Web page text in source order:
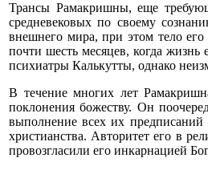
Трансы Рамакришны, еще
средневековых по своему
внешнего мира, при этом тело
почти шесть месяцев, когда
психиатры Калькутты, однако
В течение многих лет
поклонения божеству. Он
выполнение всех их
христианства. Авторитет его в
провозгласили его инкарнацией